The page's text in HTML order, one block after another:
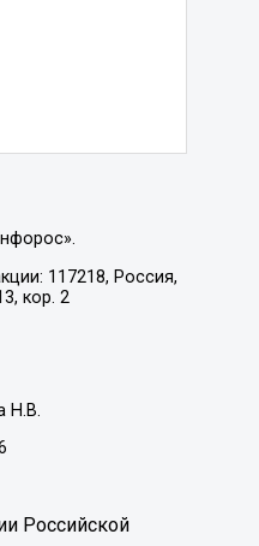
117218, Россия,
кор. 2
Н.В.
Российской